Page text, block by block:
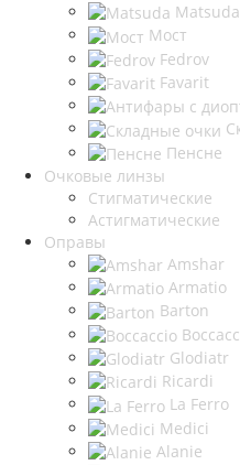
Matsuda
Мост
Fedrov
Favarit
Пенсне
Очковые линзы
Стигматические
Астигматические
Оправы
Amshar
Armatio
Barton
Glodiatr
Ricardi
La Ferro
Medici
Alanie